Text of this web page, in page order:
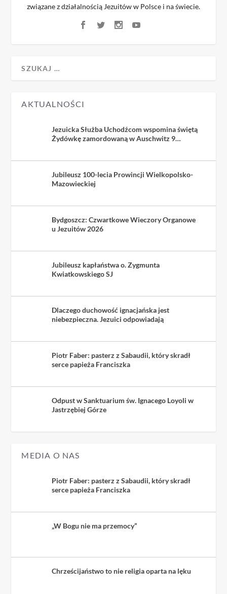
związane z działalnością Jezuitów w Polsce i na świecie.
AKTUALNOŚCI
Jezuicka Służba Uchodźcom wspomina świętą
Żydówkę zamordowaną w Auschwitz 9
Jubileusz 100-lecia Prowincji Wielkopolsko-
Mazowieckiej
Bydgoszcz: Czwartkowe Wieczory Organowe
u Jezuitów 2026
Jubileusz kapłaństwa o. Zygmunta
Kwiatkowskiego SJ
Dlaczego duchowość ignacjańska jest
niebezpieczna. Jezuici odpowiadają
Piotr Faber: pasterz z Sabaudii, który skradł
serce papieża Franciszka
Odpust w Sanktuarium św. Ignacego Loyoli w
Jastrzębiej Górze
MEDIA O NAS
Piotr Faber: pasterz z Sabaudii, który skradł
serce papieża Franciszka
„W Bogu nie ma przemocy”
Chrześcijaństwo to nie religia oparta na lęku